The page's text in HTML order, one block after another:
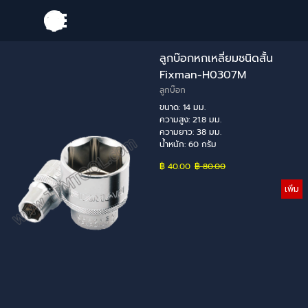
Skip menu
ลูกบ๊อกหกเหลี่ยมชนิดสั้น
Fixman-H0307M
ลูกบ๊อก
ขนาด: 14 มม.
ความสูง: 21.8 มม.
ความยาว: 38 มม.
น้ำหนัก: 60 กรัม
฿ 40.00 Price without discount
฿ 80.00
เพิ่ม